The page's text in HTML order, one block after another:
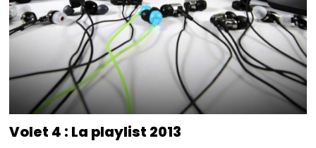
Volet 4 : La playlist 2013